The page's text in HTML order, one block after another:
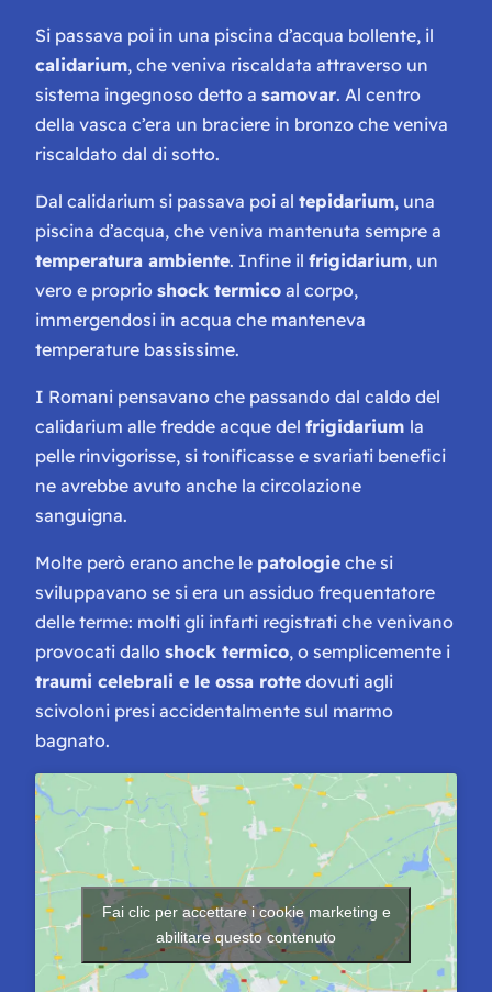
Si passava poi in una piscina d’acqua bollente, il
calidarium, che veniva riscaldata attraverso un
sistema ingegnoso detto a samovar. Al centro
della vasca c’era un braciere in bronzo che veniva
riscaldato dal di sotto.
Dal calidarium si passava poi al tepidarium, una
piscina d’acqua, che veniva mantenuta sempre a
temperatura ambiente. Infine il frigidarium, un
vero e proprio shock termico al corpo,
immergendosi in acqua che manteneva
temperature bassissime.
I Romani pensavano che passando dal caldo del
calidarium alle fredde acque del frigidarium la
pelle rinvigorisse, si tonificasse e svariati benefici
ne avrebbe avuto anche la circolazione
sanguigna.
Molte però erano anche le patologie che si
sviluppavano se si era un assiduo frequentatore
delle terme: molti gli infarti registrati che venivano
provocati dallo shock termico, o semplicemente i
traumi celebrali e le ossa rotte dovuti agli
scivoloni presi accidentalmente sul marmo
bagnato.
Fai clic per accettare i cookie marketing e
abilitare questo contenuto